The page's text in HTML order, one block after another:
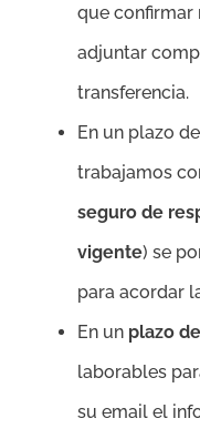
que confirmar
adjuntar
transferencia.
En un plazo
trabajamos
seguro de
vigente) se
para acordar
En un plazo
laborables
su email el